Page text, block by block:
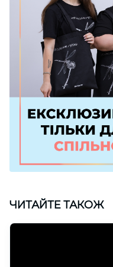
ЧИТАЙТЕ ТАКОЖ